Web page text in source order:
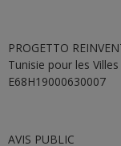
PROGETTO
Tunisie pour les Villes
E68H19000630007
AVIS PUBLIC